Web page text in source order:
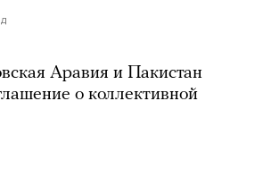
Аравия и Пакистан
о коллективной